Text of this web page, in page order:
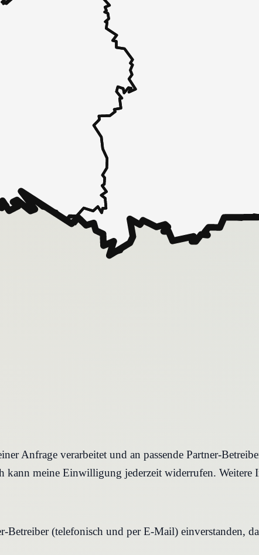
Anfrage verarbeitet und an passende Partner-
kann meine Einwilligung jederzeit widerrufen. Weitere
Betreiber (telefonisch und per E-Mail) einverstanden,